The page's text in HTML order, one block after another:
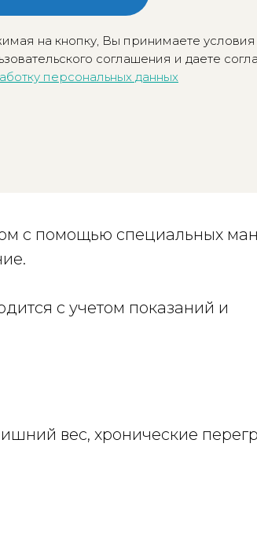
на кнопку, Вы принимаете условия
соглашения и даете
персональных данных
с помощью специальных
с учетом показаний и
вес, хронические